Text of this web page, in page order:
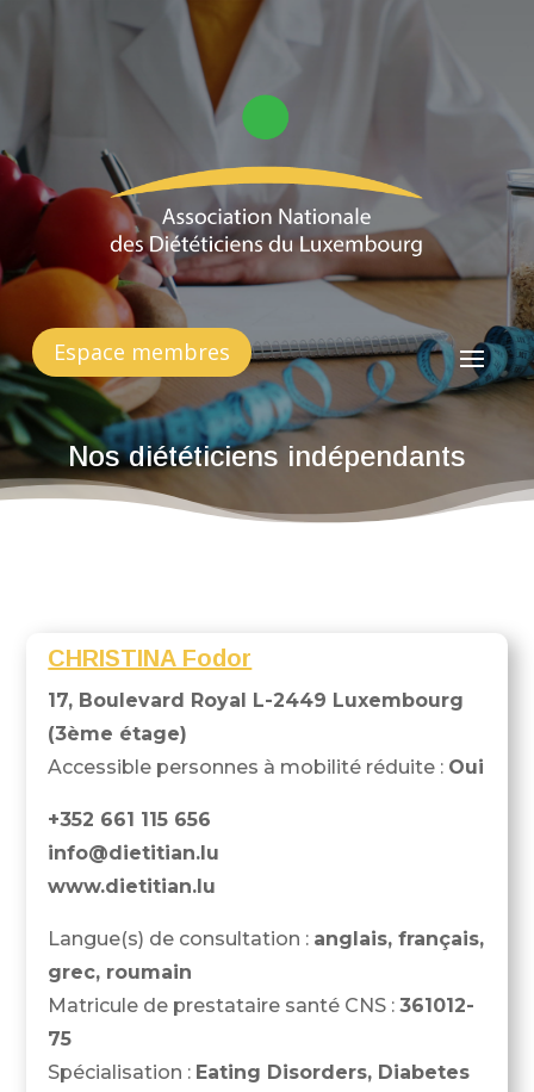
Espace membres
Nos diététiciens indépendants
CHRISTINA Fodor
17, Boulevard Royal L-2449 Luxembourg
(3ème étage)
Accessible personnes à mobilité réduite : Oui
+352 661 115 656
info@dietitian.lu
www.dietitian.lu
Langue(s) de consultation : anglais, français,
grec, roumain
Matricule de prestataire santé CNS :361012-
75
Spécialisation : Eating Disorders, Diabetes